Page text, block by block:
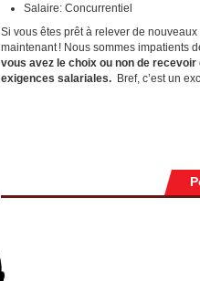
Salaire: Concurrentiel
Si vous êtes prêt à relever de
maintenant ! Nous sommes impatients
vous avez le choix ou non de
exigences salariales. Bref, c’est un